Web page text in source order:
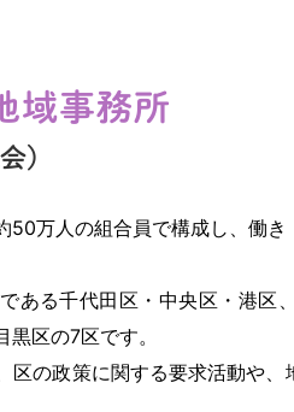
域事務所
)
50万人の組合員で構成し、働
ある千代田区・中央区・港区
区の7区です。
区の政策に関する要求活動や